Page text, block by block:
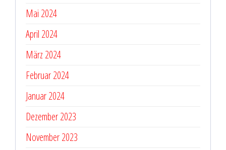
Mai 2024
April 2024
März 2024
Februar 2024
Januar 2024
Dezember 2023
November 2023